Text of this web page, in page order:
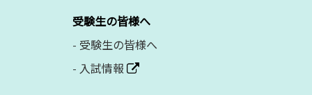
受験生の皆様へ
- 受験生の皆様へ
- 入試情報